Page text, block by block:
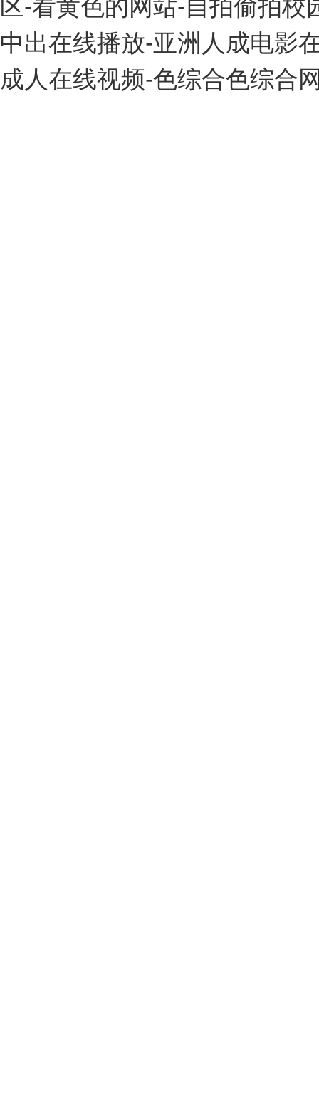
区-看黄色的网站-自拍偷拍校
中出在线播放-亚洲人成电影
成人在线视频-色综合色综合